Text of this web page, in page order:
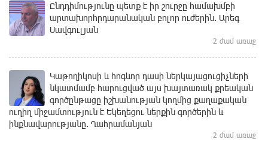
Ընդդիմությունը պետք է իր շուրջը համախմբի
արտախորհրդարանական բոլոր ուժերին. Արեգ
Սավգուլյան
2 ժամ առաջ
Կաթողիկոսի և հոգևոր դասի ներկայացուցիչների
նկատմամբ հարուցված այս խայտառակ քրեական
գործընթացը իշխանության կողմից քաղաքական
ուղիղ միջամտություն է Եկեղեցու ներքին գործերին և
ինքնավարությանը. Ղահրամանյան
2 ժամ առաջ